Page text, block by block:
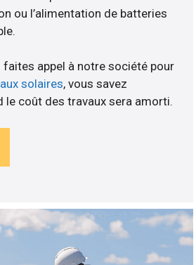
ou l’alimentation de batteries
faites appel à notre société pour
solaires, vous savez
le coût des travaux sera amorti.